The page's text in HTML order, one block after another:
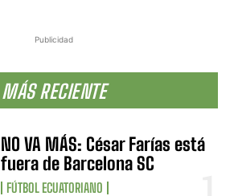
Publicidad
MÁS RECIENTE
NO VA MÁS: César Farías está
fuera de Barcelona SC
FÚTBOL ECUATORIANO